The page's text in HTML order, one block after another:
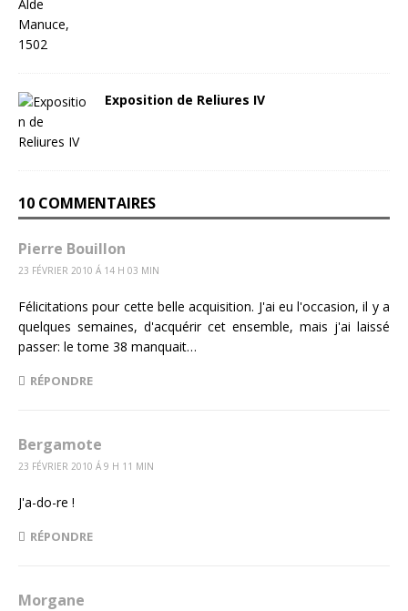
Exposition de Reliures IV
10 COMMENTAIRES
Pierre Bouillon
23 FÉVRIER 2010 Á 14 H 03 MIN
Félicitations pour cette belle acquisition. J'ai eu l'occasion, il y a
quelques semaines, d'acquérir cet ensemble, mais j'ai laissé
passer: le tome 38 manquait…
RÉPONDRE
Bergamote
23 FÉVRIER 2010 Á 9 H 11 MIN
J'a-do-re !
RÉPONDRE
Morgane